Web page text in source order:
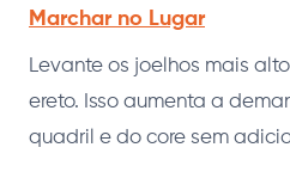
Marchar no Lugar
Levante os joelhos mais
ereto. Isso aumenta a
quadril e do core sem